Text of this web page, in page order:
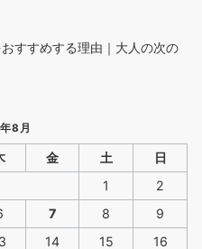
すすめする理由｜大人の次の
8月
金 土
日
1
2
7 8
9
14 15 16